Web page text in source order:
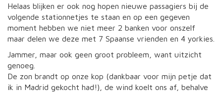
Helaas blijken er ook nog hopen nieuwe passagiers bij de
volgende stationnetjes te staan en op een gegeven
moment hebben we niet meer 2 banken voor onszelf
maar delen we deze met 7 Spaanse vrienden en 4 yorkies.
Jammer, maar ook geen groot probleem, want uitzicht
genoeg.
De zon brandt op onze kop (dankbaar voor mijn petje dat
ik in Madrid gekocht had!), de wind koelt ons af, behalve